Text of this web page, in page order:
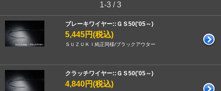
1-3 / 3
ブレーキワイヤー::ＧＳ50('05～)
5,445円(税込)
ＳＵＺＵＫＩ純正同様/ブラックアウター
クラッチワイヤー::ＧＳ50('05～)
4,840円(税込)